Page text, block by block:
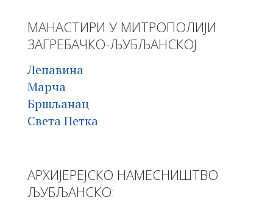
МАНАСТИРИ У МИТРОПОЛИЈИ
ЗАГРЕБАЧКО-ЉУБЉАНСКОЈ
Лепавина
Марча
Бршљанац
Света Петка
АРХИЈЕРЕЈСКО НАМЕСНИШТВО
ЉУБЉАНСКО: